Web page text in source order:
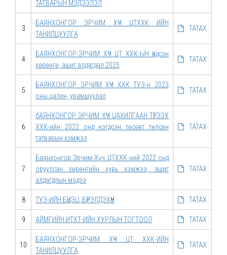
ТАТВАРЫН МЭДЭЭЛЭЛ
3
БАЯНХОНГОР ЭРЧИМ ХҮЧ ЦТХХК ИЙН
ТАНИЛЦУУЛГА
ТАТАХ
4
БАЯНХОНГОР-ЭРЧИМ ХҮЧ ЦТ ХХК-ЫН Үндсэн
хөрөнгө, ашиг алдагдал 2025
ТАТАХ
5
БАЯНХОНГОР ЭРЧИМ ХҮЧ ХХК ТУЗ-н 2023
оны цалин, урамшуулал
ТАТАХ
6
бАЯНХОНГОР ЭРЧИМ ХҮЧ ЦАХИЛГААН ТҮГЭЭХ
ХХК-ийн 2022 онд нэгдсэн төсөвт төлсөн
татварын хэмжээ
ТАТАХ
7
Баянхонгор Эрчим-Хүч ЦТХХК-ний 2022 онд
оруулсан хөрөнгийн хувь хэмжээ, ашиг
алдагдлын мэдээ
ТАТАХ
8 ТУЗ-ИЙН БҮЦЭЦ, БҮРЭЛДЭХҮҮН ТАТАХ
9 АЙМГИЙН ИТХТ-ИЙН ХУРЛЫН ТОГТООЛ ТАТАХ
10
БАЯНХОНГОР-ЭРЧИМ ХҮЧ ЦТ ХХК-ИЙН
ТАНИЛЦУУЛГА
ТАТАХ